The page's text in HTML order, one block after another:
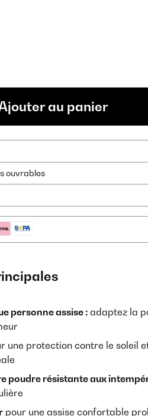
au panier
ouvrables
personne assise : adaptez la
une protection contre le soleil
poudre résistante aux
pour une assise confortable